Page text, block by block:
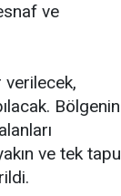
ve
Bölgenin
ve tek tapu